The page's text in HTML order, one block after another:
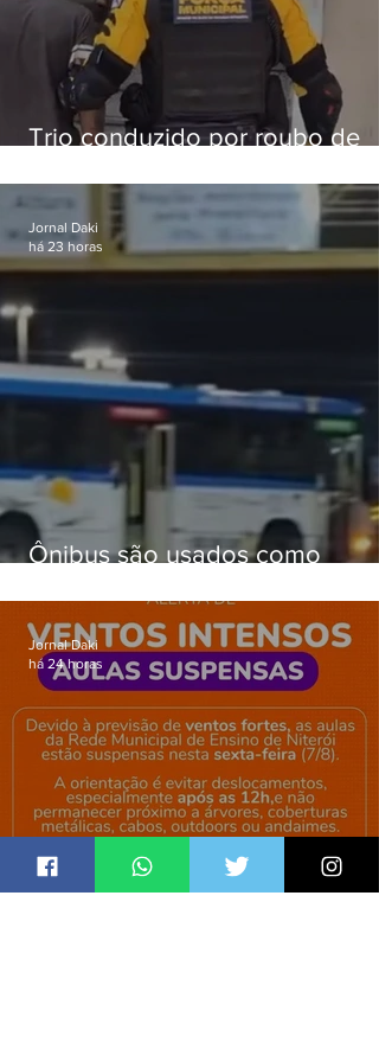
Trio conduzido por roubo de
passagens
Ônibus são usados como
Gardênia Azul
Jornal Daki
há 23 horas
Jornal Daki
há 24 horas